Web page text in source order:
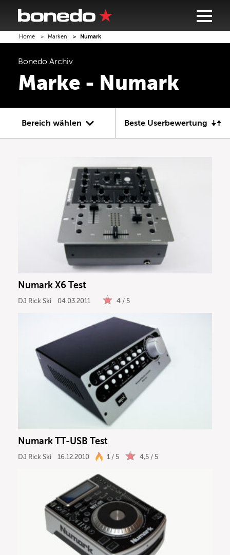
Home Marken Numark
Bonedo Archiv
Marke - Numark
Bereich wählen
Keyboard
Licht
Ergebnisse anzeigen
Beste Userbewertung
Numark X6 Test
DJ Rick Ski 04.03.2011 4 / 5
Numark TT-USB Test
DJ Rick Ski 16.12.2010 1 / 5 4,5 / 5